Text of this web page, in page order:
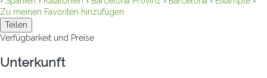
Zu meinen Favoriten hinzufügen
Teilen
Verfügbarkeit und Preise
Unterkunft